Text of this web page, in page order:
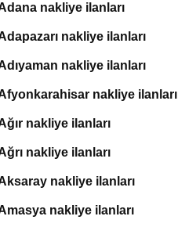
nakliye ilanları
nakliye ilanları
nakliye ilanları
nakliye ilanları
nakliye ilanları
nakliye ilanları
nakliye ilanları
nakliye ilanları